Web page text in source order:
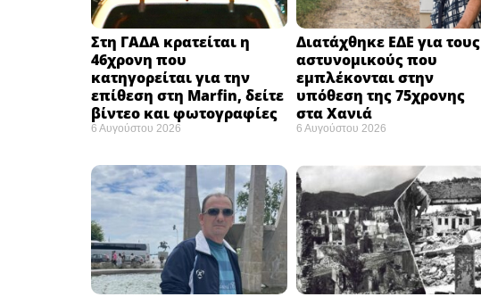
Στη ΓΑΔΑ κρατείται η
46χρονη που
κατηγορείται για την
επίθεση στη Marfin, δείτε
βίντεο και φωτογραφίες
6 Αυγούστου 2026
Διατάχθηκε ΕΔΕ για τους
αστυνομικούς που
εμπλέκονται στην
υπόθεση της 75χρονης
στα Χανιά
6 Αυγούστου 2026